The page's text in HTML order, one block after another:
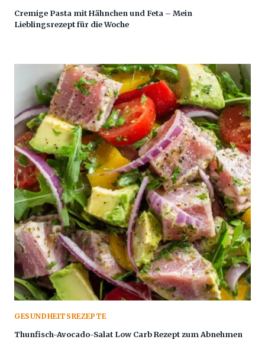
Cremige Pasta mit Hähnchen und Feta – Mein
Lieblingsrezept für die Woche
GESUNDHEITSREZEPTE
Thunfisch-Avocado-Salat Low Carb Rezept zum Abnehmen